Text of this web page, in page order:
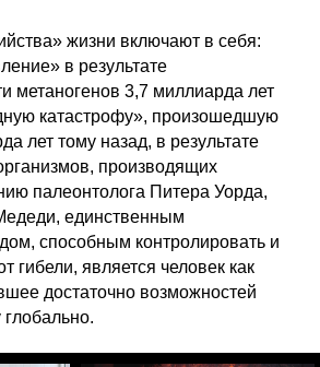
жизни включают в себя:
в результате
метаногенов 3,7 миллиарда лет
катастрофу», произошедшую
лет тому назад, в результате
производящих
палеонтолога Питера Уорда,
единственным
способным контролировать и
гибели, является человек как
достаточно возможностей
глобально.